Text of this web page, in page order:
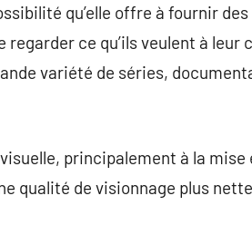
qu’elle offre à fournir
ce qu’ils veulent à leur
variété de séries,
principalement à la
qualité de visionnage plus